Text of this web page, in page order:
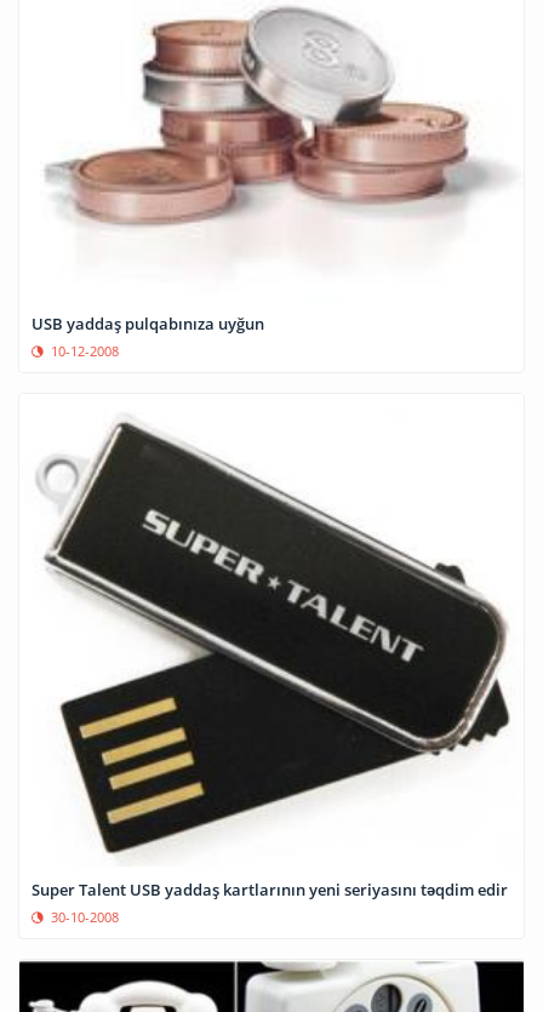
USB yaddaş pulqabınıza uyğun
10-12-2008
Super Talent USB yaddaş kartlarının yeni seriyasını təqdim edir
30-10-2008